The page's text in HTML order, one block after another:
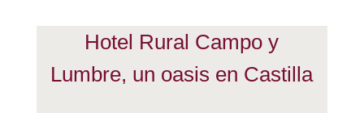
Hotel Rural Campo y
Lumbre, un oasis en Castilla